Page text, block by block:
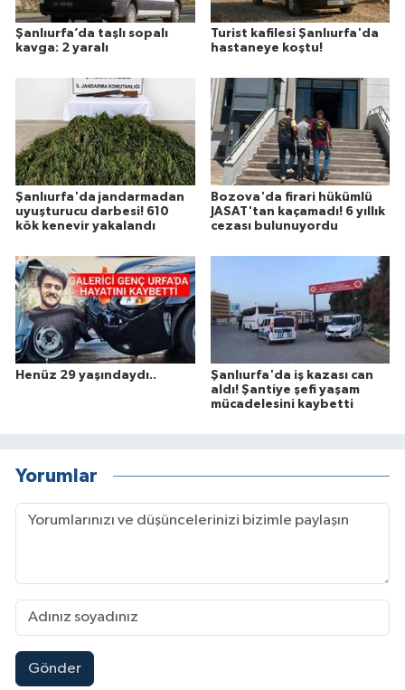
Şanlıurfa’da taşlı sopalı
kavga: 2 yaralı
Turist kafilesi Şanlıurfa'da
hastaneye koştu!
Şanlıurfa'da jandarmadan
uyuşturucu darbesi! 610
kök kenevir yakalandı
Bozova'da firari hükümlü
JASAT'tan kaçamadı! 6 yıllık
cezası bulunuyordu
Henüz 29 yaşındaydı..
Şanlıurfa'da iş kazası can
aldı! Şantiye şefi yaşam
mücadelesini kaybetti
Yorumlar
Gönder